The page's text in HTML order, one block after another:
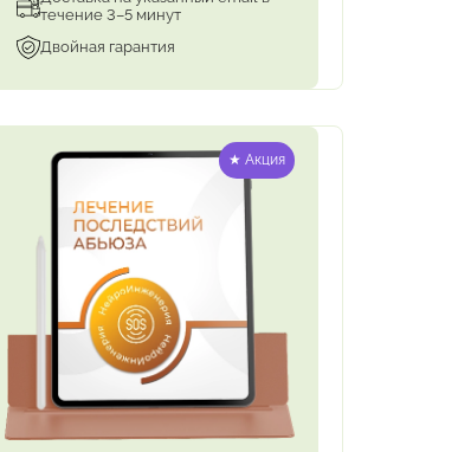
течение 3–5 минут
Двойная гарантия
★ Акция